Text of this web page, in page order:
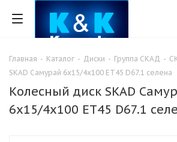
Главная - Каталог - Диски - Группа СКАД -
SKAD Самурай 6x15/4x100 ET45 D67.1 селена
Колесный диск SKAD
6x15/4x100 ET45 D67.1